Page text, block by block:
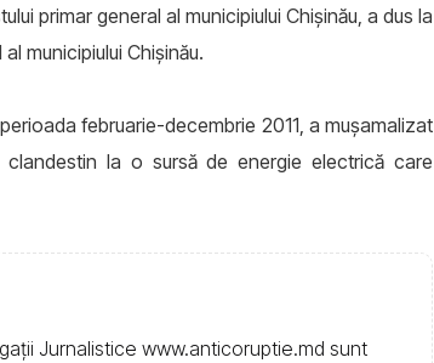
primar general al municipiului Chișinău, a dus la
municipiului Chișinău.
februarie-decembrie 2011, a mușamalizat
la o sursă de energie electrică care
Jurnalistice www.anticoruptie.md sunt